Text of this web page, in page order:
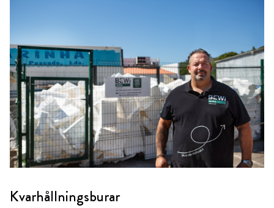
Kvarhållningsburar